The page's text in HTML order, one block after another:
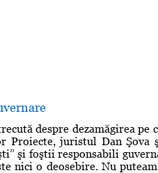
despre dezamăgirea pe
Proiecte, juristul Dan Şova
şi foştii responsabili
nici o deosebire. Nu